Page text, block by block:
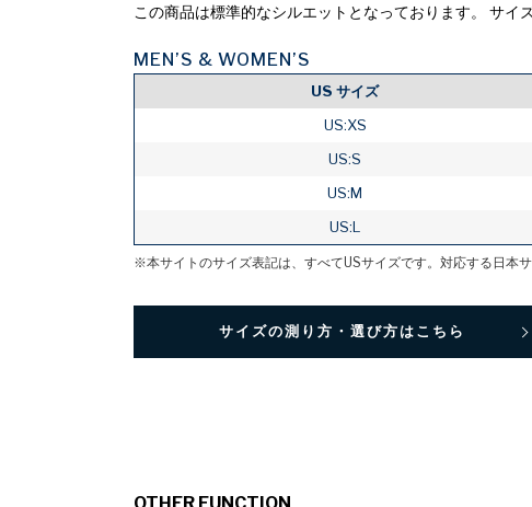
この商品は標準的なシルエットとなっております。 サイ
MEN’S & WOMEN’S
US サイズ
US:XS
US:S
US:M
US:L
※本サイトのサイズ表記は、すべてUSサイズです。対応する日本サ
サイズの測り方・選び方はこちら